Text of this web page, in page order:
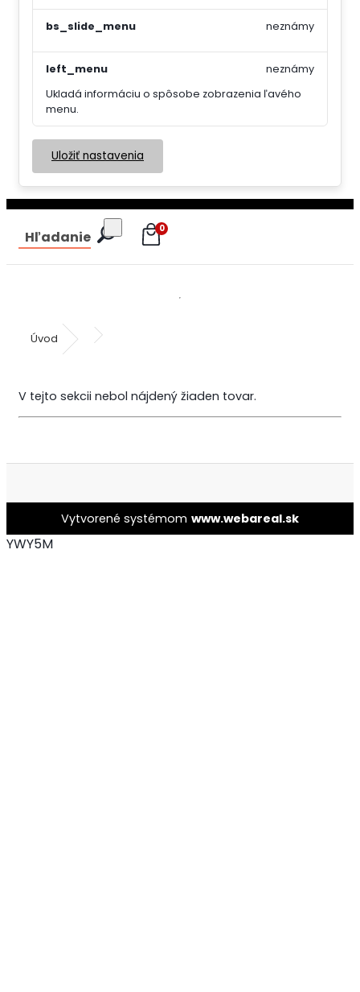
bs_slide_menu neznámy
left_menu
Ukladá informáciu o spôsobe zobrazenia ľavého
menu.
neznámy
Uložiť nastavenia
Hľadanie 0
Úvod
V tejto sekcii nebol nájdený žiaden tovar.
Vytvorené systémom www.webareal.sk
YWY5M